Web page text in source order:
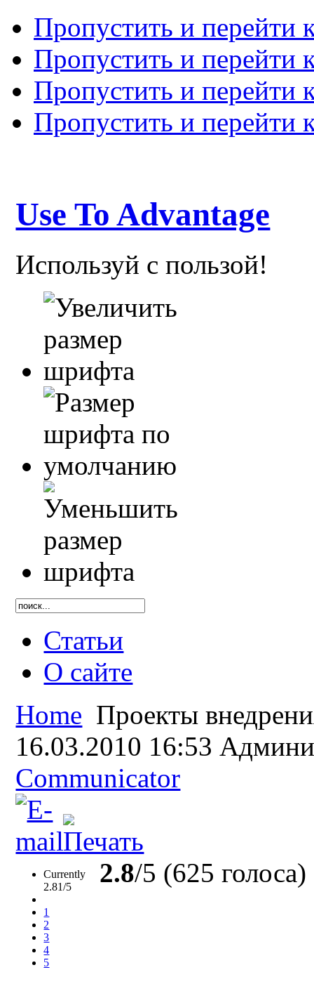
Пропустить и перейти
Пропустить и перейти
Пропустить и перейти
Пропустить и перейти
Use To Advantage
Используй с пользой!
Статьи
О сайте
Home Проекты
16.03.2010 16:53
Communicator
Currently
2.81/5
1
2
3
4
5
2.8/5 (625 голоса)